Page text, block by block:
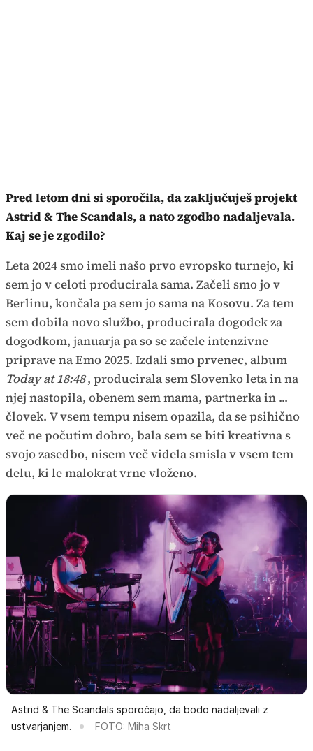
Pred letom dni si sporočila, da zaključuješ projekt
Astrid & The Scandals, a nato zgodbo nadaljevala.
Kaj se je zgodilo?
Leta 2024 smo imeli našo prvo evropsko turnejo, ki
sem jo v celoti producirala sama. Začeli smo jo v
Berlinu, končala pa sem jo sama na Kosovu. Za tem
sem dobila novo službo, producirala dogodek za
dogodkom, januarja pa so se začele intenzivne
priprave na Emo 2025. Izdali smo prvenec, album
Today at 18:48, producirala sem Slovenko leta in na
njej nastopila, obenem sem mama, partnerka in ...
človek. V vsem tempu nisem opazila, da se psihično
več ne počutim dobro, bala sem se biti kreativna s
svojo zasedbo, nisem več videla smisla v vsem tem
delu, ki le malokrat vrne vloženo.
Astrid & The Scandals sporočajo, da bodo nadaljevali z
ustvarjanjem.
FOTO: Miha Skrt